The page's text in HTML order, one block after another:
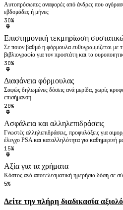
Αυτοπρόσωπες αναφορές από άνδρες που
εβδομάδες ή μήνες
30%
Επιστημονική τεκμηρίωση
Σε ποιον βαθμό η φόρμουλα ευθυγραμμίζεται με
βιβλιογραφία για τον προστάτη και τα
30%
Διαφάνεια φόρμουλας
Σαφώς δηλωμένες δόσεις ανά μερίδα, χωρίς κρυφά
επισήμανση
20%
Ασφάλεια και αλληλεπιδράσεις
Γνωστές αλληλεπιδράσεις, προφυλάξεις για
έλεγχο PSA και καταλληλότητα για καθημερινή
15%
Αξία για τα χρήματα
Κόστος ανά αποτελεσματική ημερήσια δόση σε
5%
Δείτε την πλήρη διαδικασία